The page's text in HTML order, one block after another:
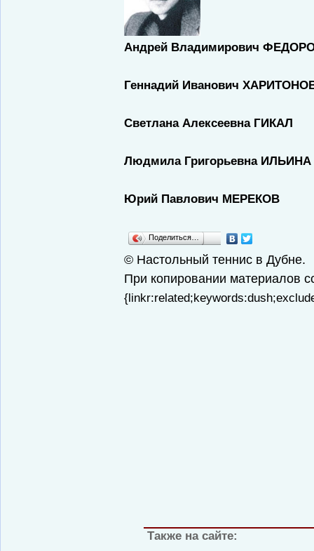
Андрей Владимирович
Геннадий Иванович
Светлана Алексеевна ГИКАЛ
Людмила Григорьевна ИЛЬИНА
Юрий Павлович МЕРЕКОВ
Поделиться…
© Настольный теннис в Дубне.
При копировании материалов
Также на сайте: